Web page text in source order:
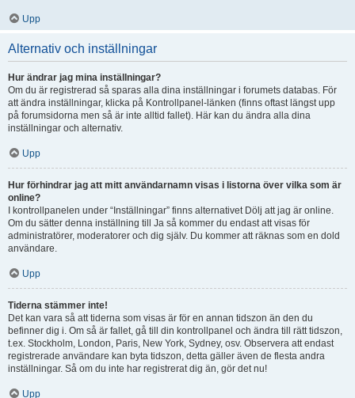
Upp
Alternativ och inställningar
Hur ändrar jag mina inställningar?
Om du är registrerad så sparas alla dina inställningar i forumets databas. För
att ändra inställningar, klicka på Kontrollpanel-länken (finns oftast längst upp
på forumsidorna men så är inte alltid fallet). Här kan du ändra alla dina
inställningar och alternativ.
Upp
Hur förhindrar jag att mitt användarnamn visas i listorna över vilka som är
online?
I kontrollpanelen under “Inställningar” finns alternativet Dölj att jag är online.
Om du sätter denna inställning till Ja så kommer du endast att visas för
administratörer, moderatorer och dig själv. Du kommer att räknas som en dold
användare.
Upp
Tiderna stämmer inte!
Det kan vara så att tiderna som visas är för en annan tidszon än den du
befinner dig i. Om så är fallet, gå till din kontrollpanel och ändra till rätt tidszon,
t.ex. Stockholm, London, Paris, New York, Sydney, osv. Observera att endast
registrerade användare kan byta tidszon, detta gäller även de flesta andra
inställningar. Så om du inte har registrerat dig än, gör det nu!
Upp